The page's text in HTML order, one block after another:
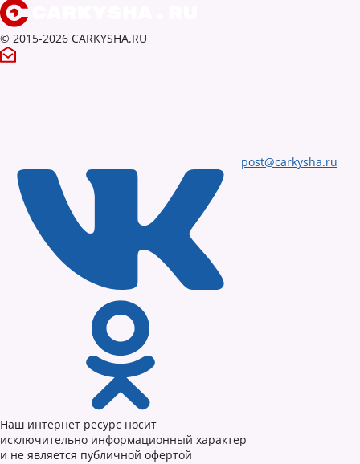
© 2015-2026 CARKYSHA.RU
post@carkysha.ru
Наш интернет ресурс носит
исключительно информационный характер
и не является публичной офертой